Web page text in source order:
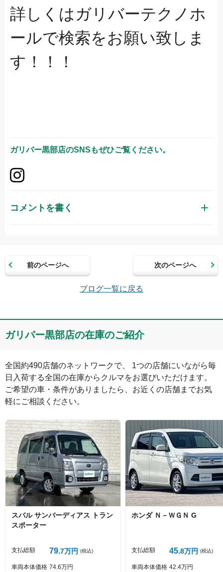
詳しくはガリバーテクノホ
ールで検索をお願い致しま
す！！！
ガリバー黒部店のSNSもぜひご覧ください。
コメントを書く
メールアドレス（半角英数）
コメント
絵文字は投稿時に削除します 0文字/140文字
Captcha
前のページへ 次のページへ
ブログ一覧に戻る
ガリバー黒部店の在庫のご紹介
全国約490店舗のネットワークで、 1つの店舗にいながら毎
日入荷する全国の在庫からクルマをお選びいただけます。
ご希望の車・条件がありましたら、お近くの店舗までお気
軽にご相談ください。
スバル サンバーディアス
トラン
スポーター
支払総額 79 7万円 (税込)
車両本体価格 74 6万円
ホンダ Ｎ－ＷＧＮ G
支払総額 45 8万円 (税込)
車両本体価格 42 4万円